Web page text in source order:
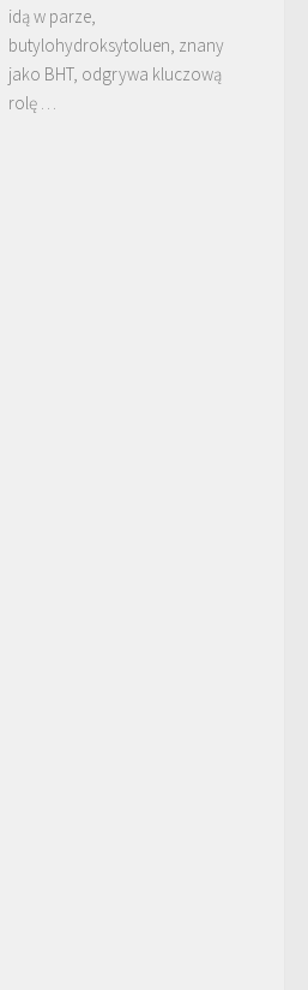
idą w parze,
butylohydroksytoluen, znany
jako BHT, odgrywa kluczową
rolę …